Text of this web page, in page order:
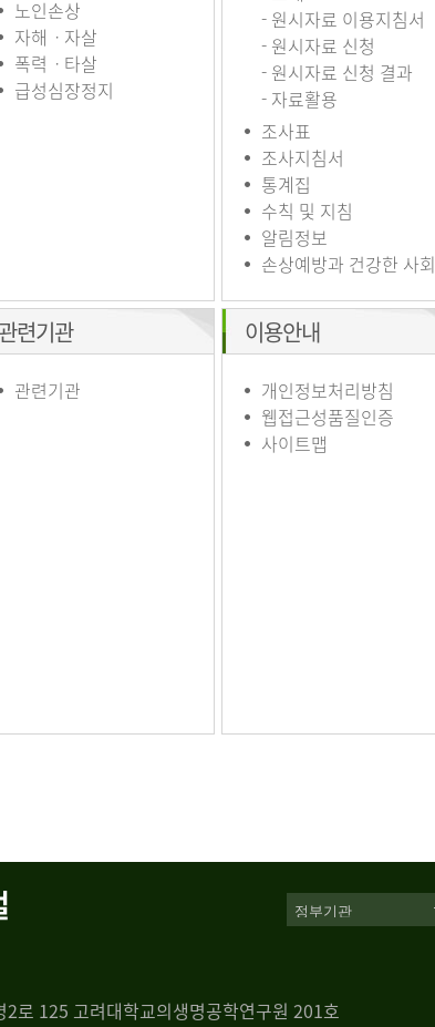
노인손상
자해ㆍ자살
폭력ㆍ타살
급성심장정지
- 원시자료 이용지침서
- 원시자료 신청
- 원시자료 신청 결과
- 자료활용
조사표
조사지침서
통계집
수칙 및 지침
알림정보
손상예방과 건강한 사회
관련기관
관련기관
이용안내
개인정보처리방침
웹접근성품질인증
사이트맵
로 125 고려대학교의생명공학연구원 201호